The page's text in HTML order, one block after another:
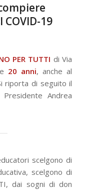
19
PER TUTTI di Via
20 anni, anche al
riporta di seguito il
Andrea
scelgono di
scelgono di
dai sogni di don